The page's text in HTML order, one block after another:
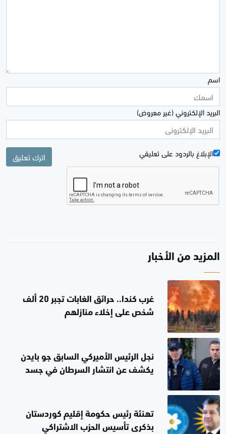
اسم
البريد الإلكتروني (غير معروض)
الإبلاغ بالردود علی تعليقي اترك تعليق
المزيد من الأخبار
غرب كندا.. حرائق الغابات تجبر 20 ألف
شخص على إخلاء منازلهم
نجل الرئيس الأميركي السابق جو بايدن
يكشف عن انتشار السرطان في جسد
تهنئة رئيس حكومة إقليم كوردستان
بذكرى تأسيس الحزب الاشتراكي